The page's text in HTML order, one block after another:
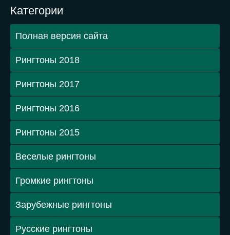
Категории
Полная версия сайта
Рингтоны 2018
Рингтоны 2017
Рингтоны 2016
Рингтоны 2015
Веселые рингтоны
Громкие рингтоны
Зарубежные рингтоны
Русские рингтоны